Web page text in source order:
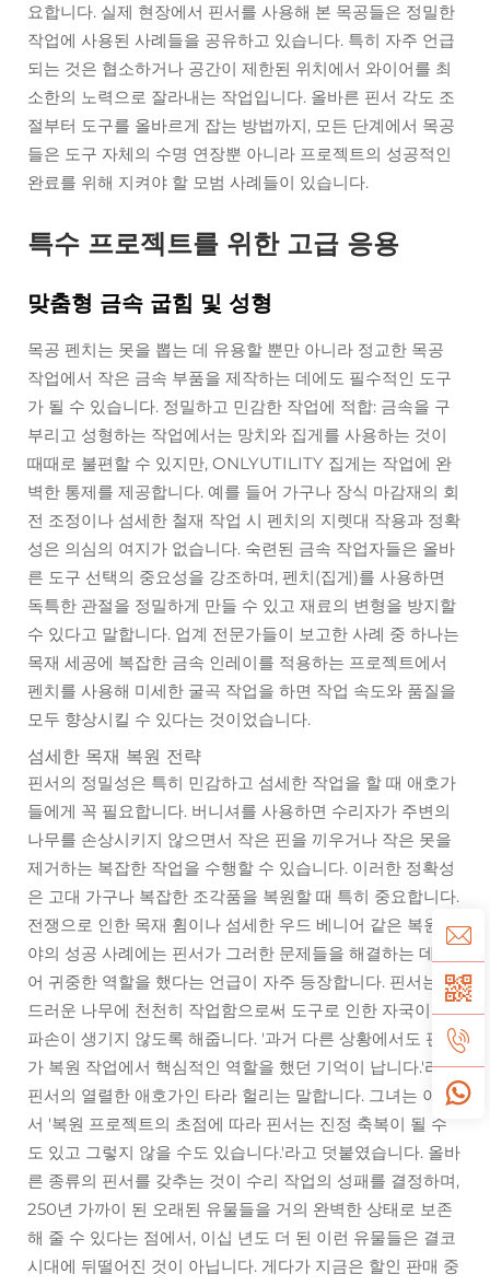
요합니다. 실제 현장에서 핀서를 사용해 본 목공들은 정밀한
작업에 사용된 사례들을 공유하고 있습니다. 특히 자주 언급
되는 것은 협소하거나 공간이 제한된 위치에서 와이어를 최
소한의 노력으로 잘라내는 작업입니다. 올바른 핀서 각도 조
절부터 도구를 올바르게 잡는 방법까지, 모든 단계에서 목공
들은 도구 자체의 수명 연장뿐 아니라 프로젝트의 성공적인
완료를 위해 지켜야 할 모범 사례들이 있습니다.
특수 프로젝트를 위한 고급 응용
맞춤형 금속 굽힘 및 성형
목공 펜치는 못을 뽑는 데 유용할 뿐만 아니라 정교한 목공
작업에서 작은 금속 부품을 제작하는 데에도 필수적인 도구
가 될 수 있습니다. 정밀하고 민감한 작업에 적합: 금속을 구
부리고 성형하는 작업에서는 망치와 집게를 사용하는 것이
때때로 불편할 수 있지만, ONLYUTILITY 집게는 작업에 완
벽한 통제를 제공합니다. 예를 들어 가구나 장식 마감재의 회
전 조정이나 섬세한 철재 작업 시 펜치의 지렛대 작용과 정확
성은 의심의 여지가 없습니다. 숙련된 금속 작업자들은 올바
른 도구 선택의 중요성을 강조하며, 펜치(집게)를 사용하면
독특한 관절을 정밀하게 만들 수 있고 재료의 변형을 방지할
수 있다고 말합니다. 업계 전문가들이 보고한 사례 중 하나는
목재 세공에 복잡한 금속 인레이를 적용하는 프로젝트에서
펜치를 사용해 미세한 굴곡 작업을 하면 작업 속도와 품질을
모두 향상시킬 수 있다는 것이었습니다.
섬세한 목재 복원 전략
핀서의 정밀성은 특히 민감하고 섬세한 작업을 할 때 애호가
들에게 꼭 필요합니다. 버니셔를 사용하면 수리자가 주변의
나무를 손상시키지 않으면서 작은 핀을 끼우거나 작은 못을
제거하는 복잡한 작업을 수행할 수 있습니다. 이러한 정확성
은 고대 가구나 복잡한 조각품을 복원할 때 특히 중요합니다.
전쟁으로 인한 목재 휨이나 섬세한 우드 베니어 같은 복원 분
야의 성공 사례에는 핀서가 그러한 문제들을 해결하는 데 있
어 귀중한 역할을 했다는 언급이 자주 등장합니다. 핀서는 부
드러운 나무에 천천히 작업함으로써 도구로 인한 자국이나
파손이 생기지 않도록 해줍니다. '과거 다른 상황에서도 핀서
가 복원 작업에서 핵심적인 역할을 했던 기억이 납니다.'라고
핀서의 열렬한 애호가인 타라 헐리는 말합니다. 그녀는 이어
서 '복원 프로젝트의 초점에 따라 핀서는 진정 축복이 될 수
도 있고 그렇지 않을 수도 있습니다.'라고 덧붙였습니다. 올바
른 종류의 핀서를 갖추는 것이 수리 작업의 성패를 결정하며,
250년 가까이 된 오래된 유물들을 거의 완벽한 상태로 보존
해 줄 수 있다는 점에서, 이십 년도 더 된 이런 유물들은 결코
시대에 뒤떨어진 것이 아닙니다. 게다가 지금은 할인 판매 중